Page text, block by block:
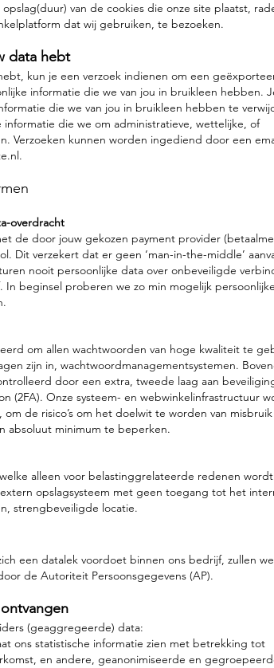
van de cookies die onze site plaatst,
dat wij gebruiken, te bezoeken.
data hebt
kun je een verzoek indienen om een
informatie die we van jou in bruikleen hebben.
die we van jou in bruikleen hebben te
die we om administratieve, wettelijke, of
Verzoeken kunnen worden ingediend door een
.
overdracht
de door jouw gekozen payment provider
Dit verzekert dat er geen ‘man-in-the-middle’
nooit persoonlijke data over onbeveiligde
beginsel proberen we zo min mogelijk persoonlijke
om allen wachtwoorden van hoge kwaliteit te
zijn in, wachtwoordmanagementsystemen.
door een extra, tweede laag aan
(2FA). Onze systeem- en webwinkelinfrastructuur
de risico’s om het doelwit te worden van misbruik
absoluut minimum te beperken.
alleen voor belastinggrelateerde redenen wordt
opslagsysteem met geen toegang tot het
strengbeveiligde locatie.
een datalek voordoet binnen ons bedrijf, zullen
de Autoriteit Persoonsgegevens (AP).
(geaggregeerde) data:
ons statistische informatie zien met betrekking tot
en andere, geanonimiseerde en